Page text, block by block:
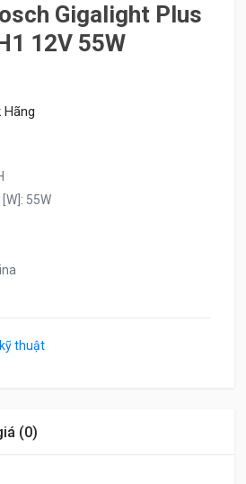
Gigalight Plus
12V 55W
Hãng
: 55W
thuật
(0)